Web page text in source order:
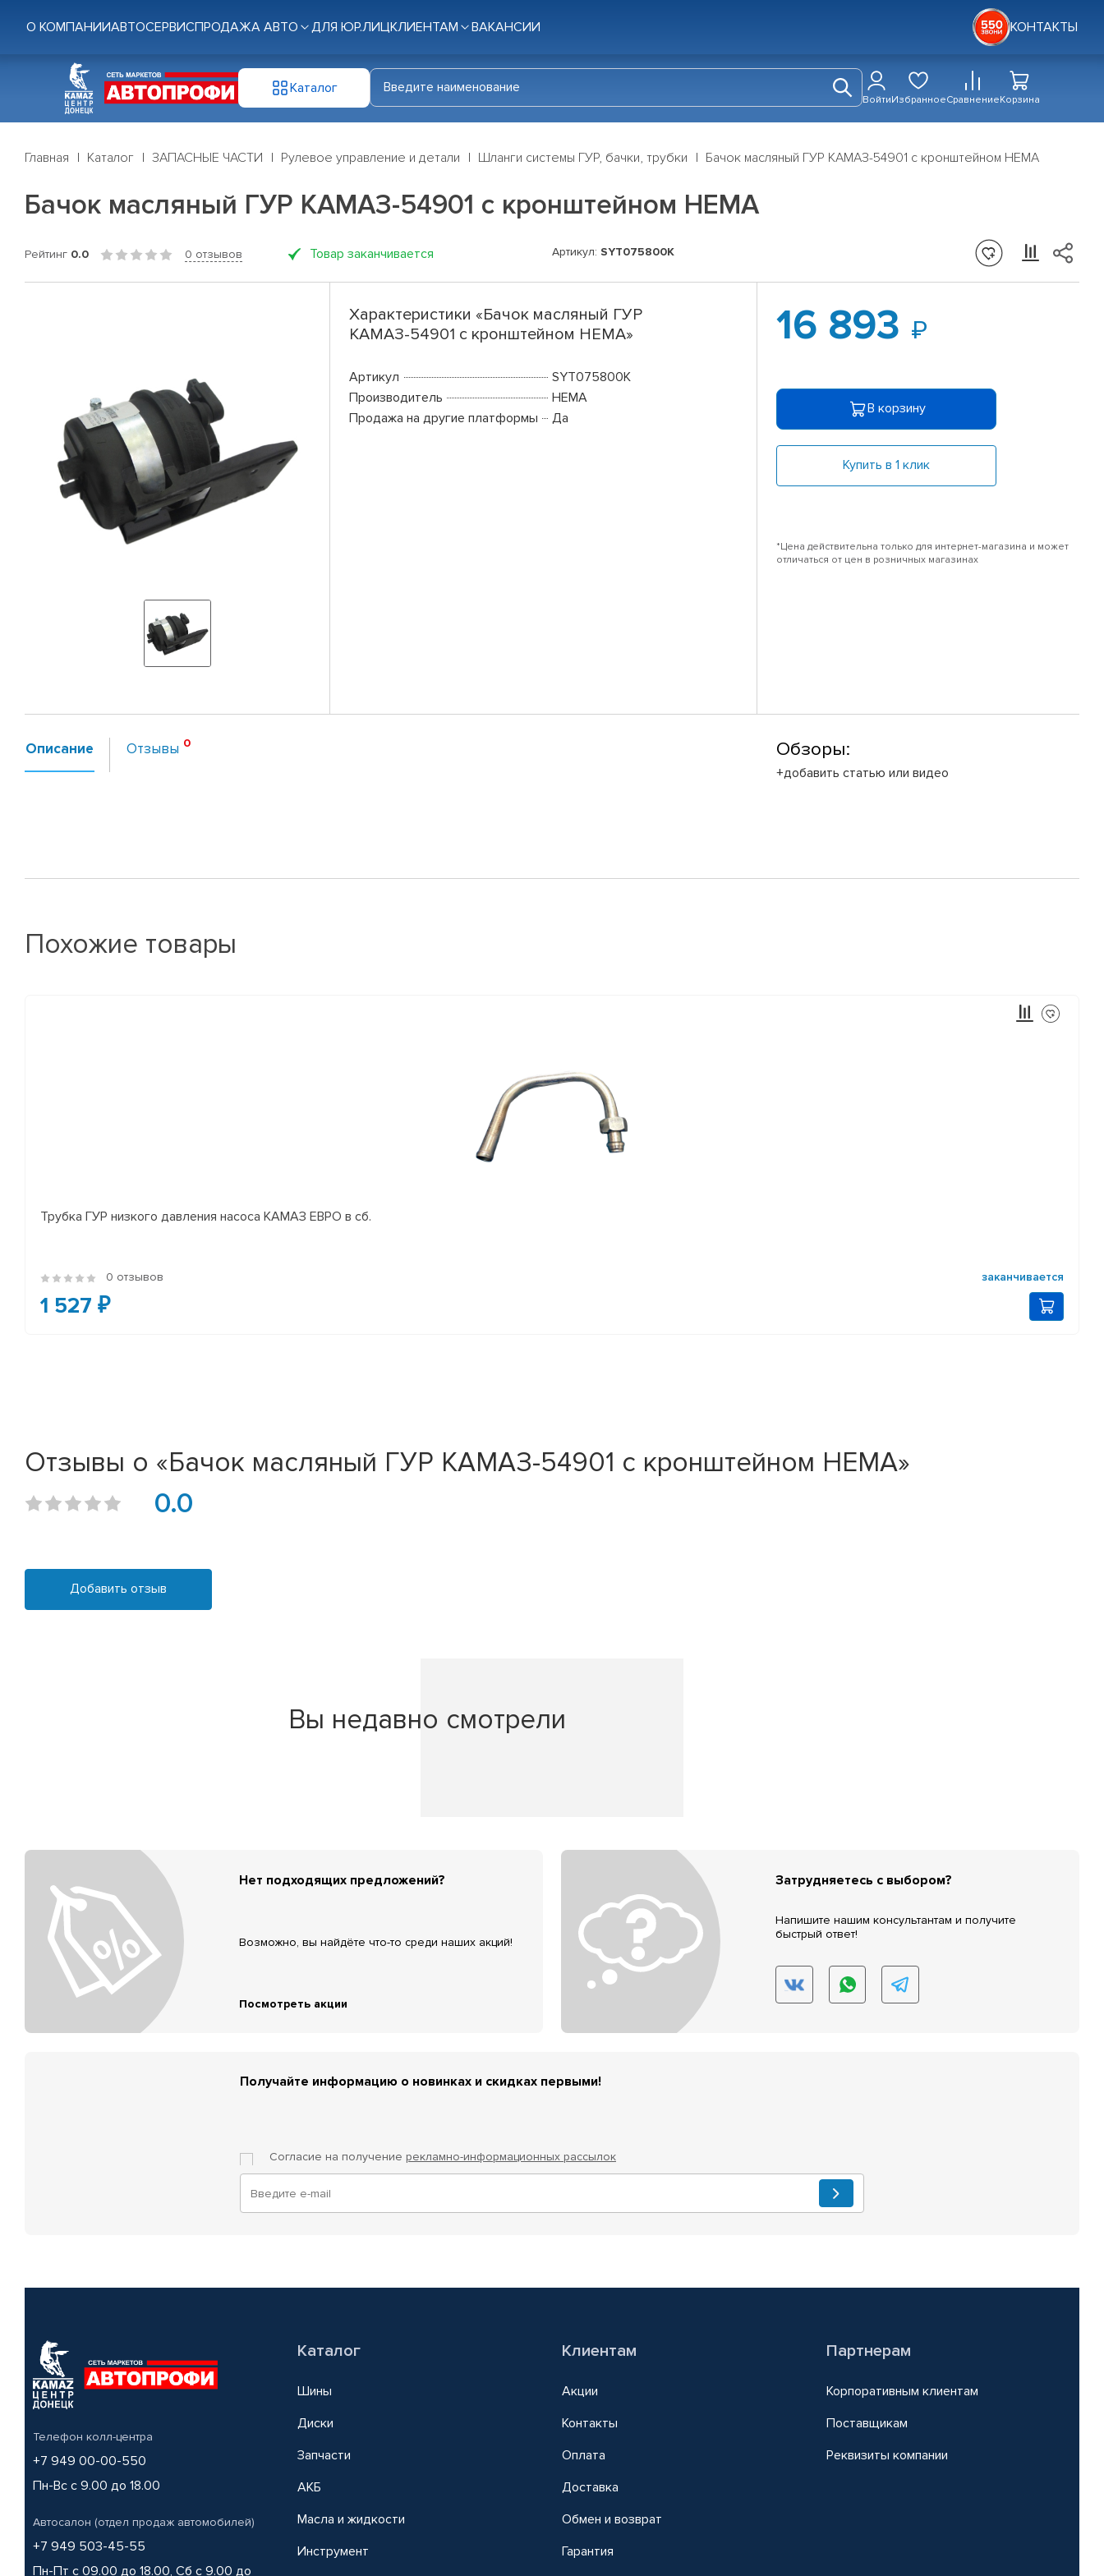
О КОМПАНИИАВТОСЕРВИСПРОДАЖА АВТО ДЛЯ ЮР.ЛИЦКЛИЕНТАМ ВАКАНСИИ КОНТАКТЫ
Каталог
ВойтиИзбранноеСравнениеКорзина
Главная Каталог ЗАПАСНЫЕ ЧАСТИ Рулевое управление и детали Шланги системы ГУР, бачки, трубки Бачок масляный ГУР КАМАЗ-54901 с кронштейном HEMA
Бачок масляный ГУР КАМАЗ-54901 с кронштейном HEMA
Рейтинг 0.0 0 отзывов Товар заканчивается Артикул: SYT075800K
Характеристики «Бачок масляный ГУР
КАМАЗ-54901 с кронштейном HEMA»
Артикул
SYT075800K
Производитель
HEMA
Продажа на другие платформы
Да
16 893
В корзину
Купить в 1 клик
*Цена действительна только для интернет-магазина и может
отличаться от цен в розничных магазинах
Описание Отзывы Обзоры:
+добавить статью или видео
Похожие товары
Трубка ГУР низкого давления насоса КАМАЗ ЕВРО в сб.
0 отзывов заканчивается
1 527 ₽
Отзывы о «Бачок масляный ГУР КАМАЗ-54901 с кронштейном HEMA»
0.0
Добавить отзыв
Вы недавно смотрели
Нет подходящих предложений?
Возможно, вы найдёте что-то среди наших акций!
Посмотреть акции
Затрудняетесь с выбором?
Напишите нашим консультантам и получите
быстрый ответ!
Получайте информацию о новинках и скидках первыми!
Согласие на получение рекламно-информационных рассылок
Телефон колл-центра
+7 949 00-00-550
Пн-Вс с 9.00 до 18.00
Автосалон (отдел продаж автомобилей)
+7 949 503-45-55
Пн-Пт с 09.00 до 18.00, Сб с 9.00 до
Каталог
Шины
Диски
Запчасти
АКБ
Масла и жидкости
Инструмент
Клиентам
Акции
Контакты
Оплата
Доставка
Обмен и возврат
Гарантия
Партнерам
Корпоративным клиентам
Поставщикам
Реквизиты компании